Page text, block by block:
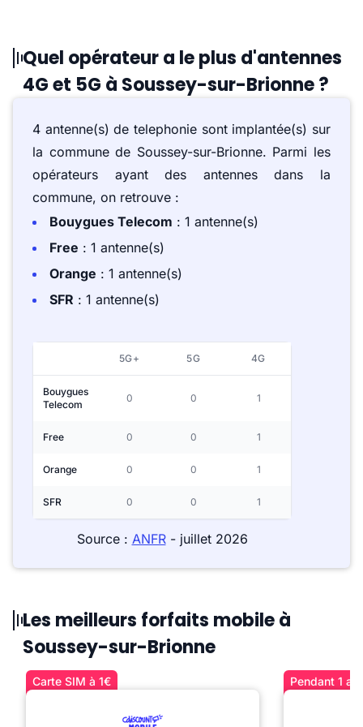
Quel opérateur a le plus d'antennes
4G et 5G à Soussey-sur-Brionne ?
4 antenne(s) de telephonie sont implantée(s) sur
la commune de Soussey-sur-Brionne. Parmi les
opérateurs ayant des antennes dans la
commune, on retrouve :
Bouygues Telecom : 1 antenne(s)
Free : 1 antenne(s)
Orange : 1 antenne(s)
SFR : 1 antenne(s)
5G+ 5G 4G
Bouygues
Telecom
0 0 1
Free 0 0 1
Orange 0 0 1
SFR 0 0 1
Source : ANFR- juillet 2026
Les meilleurs forfaits mobile à
Soussey-sur-Brionne
Carte SIM à 1€ Pendant 1